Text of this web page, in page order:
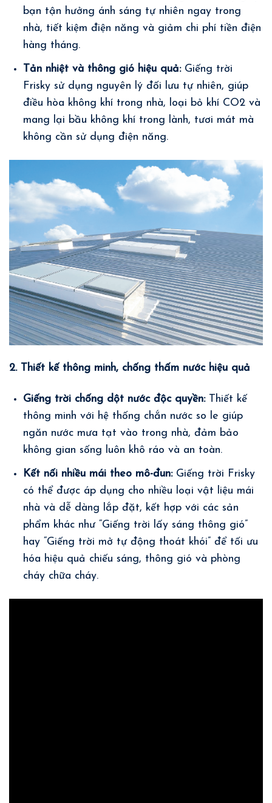
bạn tận hưởng ánh sáng tự nhiên ngay trong
nhà, tiết kiệm điện năng và giảm chi phí tiền điện
hàng tháng.
Tản nhiệt và thông gió hiệu quả:Giếng trời
Frisky sử dụng nguyên lý đối lưu tự nhiên, giúp
điều hòa không khí trong nhà, loại bỏ khí CO2 và
mang lại bầu không khí trong lành, tươi mát mà
không cần sử dụng điện năng.
2. Thiết kế thông minh, chống thấm nước hiệu quả
Giếng trời chống dột nước độc quyền:Thiết kế
thông minh với hệ thống chắn nước so le giúp
ngăn nước mưa tạt vào trong nhà, đảm bảo
không gian sống luôn khô ráo và an toàn.
Kết nối nhiều mái theo mô-đun:Giếng trời Frisky
có thể được áp dụng cho nhiều loại vật liệu mái
nhà và dễ dàng lắp đặt, kết hợp với các sản
phẩm khác như “Giếng trời lấy sáng thông gió”
hay “Giếng trời mở tự động thoát khói” để tối ưu
hóa hiệu quả chiếu sáng, thông gió và phòng
cháy chữa cháy.